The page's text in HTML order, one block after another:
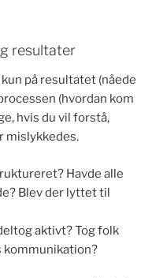
resultater
på resultatet (nåede
(hvordan kom
hvis du vil forstå,
mislykkedes.
Havde alle
Blev der lyttet til
aktivt? Tog folk
kommunikation?